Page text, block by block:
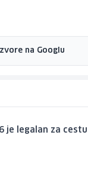
na Googlu
je legalan za cestu